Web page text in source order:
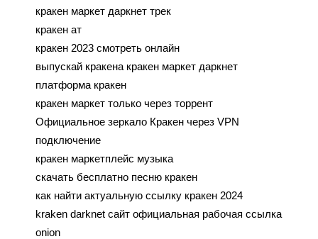
кракен маркет даркнет трек
кракен ат
кракен 2023 смотреть онлайн
выпускай кракена кракен маркет даркнет
платформа кракен
кракен маркет только через торрент
Официальное зеркало Кракен через VPN
подключение
кракен маркетплейс музыка
скачать бесплатно песню кракен
как найти актуальную ссылку кракен 2024
kraken darknet сайт официальная рабочая ссылка
onion